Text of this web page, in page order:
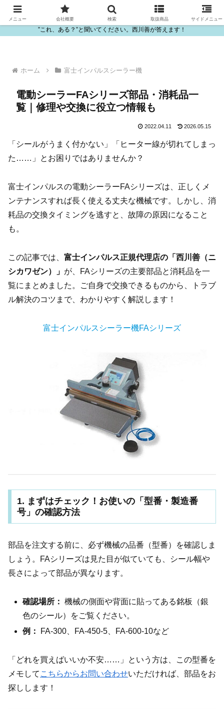
ビニール・プラスチック製品の卸販売は西川善
”これ、ある？”と聞いてください。西川善が答えます！
ホーム 富士インパルスシーラー機
電動シーラーFAシリーズ部品・消耗品一
覧｜修理や交換に役立つ情報も
2022.04.11 2026.05.15
「シールがうまく付かない」「ヒーター線が切れてしまっ
た……」とお困りではありませんか？
富士インパルスの電動シーラーFAシリーズは、正しくメ
ンテナンスすれば長く使える丈夫な機械です。しかし、消
耗品の交換タイミングを逃すと、故障の原因になること
も。
この記事では、 富士インパルス正規代理店の「西川善（ニ
シカワゼン）」 が、FAシリーズの主要部品と消耗品を一
覧にまとめました。ご自身で交換できるものから、トラブ
ル解決のコツまで、わかりやすく解説します！
富士インパルスシーラー機FAシリーズ
1. まずはチェック！お使いの「型番・製造番
号」の確認方法
部品を注文する前に、必ず機械の品番（型番）を確認しま
しょう。FAシリーズは見た目が似ていても、シール幅や
長さによって部品が異なります。
確認場所： 機械の側面や背面に貼ってある銘板（銀
色のシール）をご覧ください。
例：
FA-300、FA-450-5、FA-600-10など
「どれを買えばいいか不安……」という方は、この型番を
メモして こちらからお問い合わせいただければ、部品をお
探しします！
メニュー 会社概要 検索 取扱商品 サイドメニュー